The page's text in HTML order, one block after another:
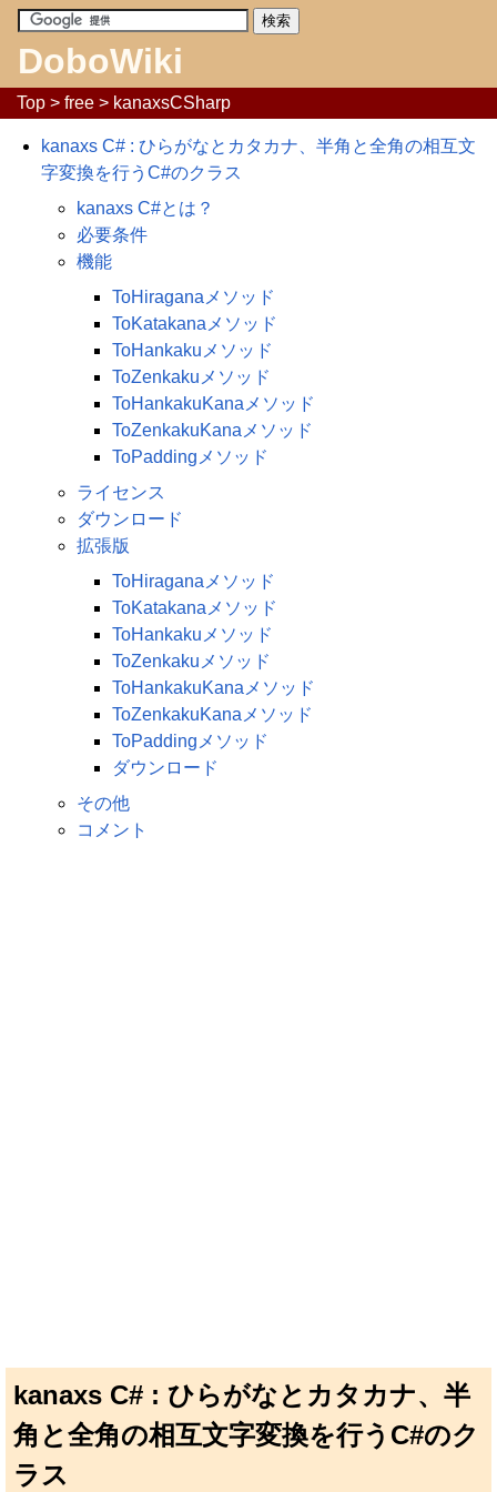
DoboWiki
Top > free > kanaxsCSharp
kanaxs C# : ひらがなとカタカナ、半角と全角の相互文
字変換を行うC#のクラス
kanaxs C#とは？
必要条件
機能
ToHiraganaメソッド
ToKatakanaメソッド
ToHankakuメソッド
ToZenkakuメソッド
ToHankakuKanaメソッド
ToZenkakuKanaメソッド
ToPaddingメソッド
ライセンス
ダウンロード
拡張版
ToHiraganaメソッド
ToKatakanaメソッド
ToHankakuメソッド
ToZenkakuメソッド
ToHankakuKanaメソッド
ToZenkakuKanaメソッド
ToPaddingメソッド
ダウンロード
その他
コメント
kanaxs C# : ひらがなとカタカナ、半
角と全角の相互文字変換を行うC#のク
ラス